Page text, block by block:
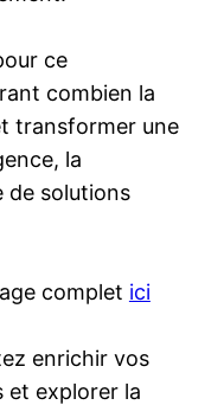
ce
combien la
transformer une
la
de solutions
complet ici
enrichir vos
et explorer la